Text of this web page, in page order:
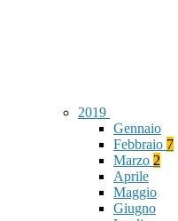
2019
Gennaio
Febbraio 7
Marzo 2
Aprile
Maggio
Giugno